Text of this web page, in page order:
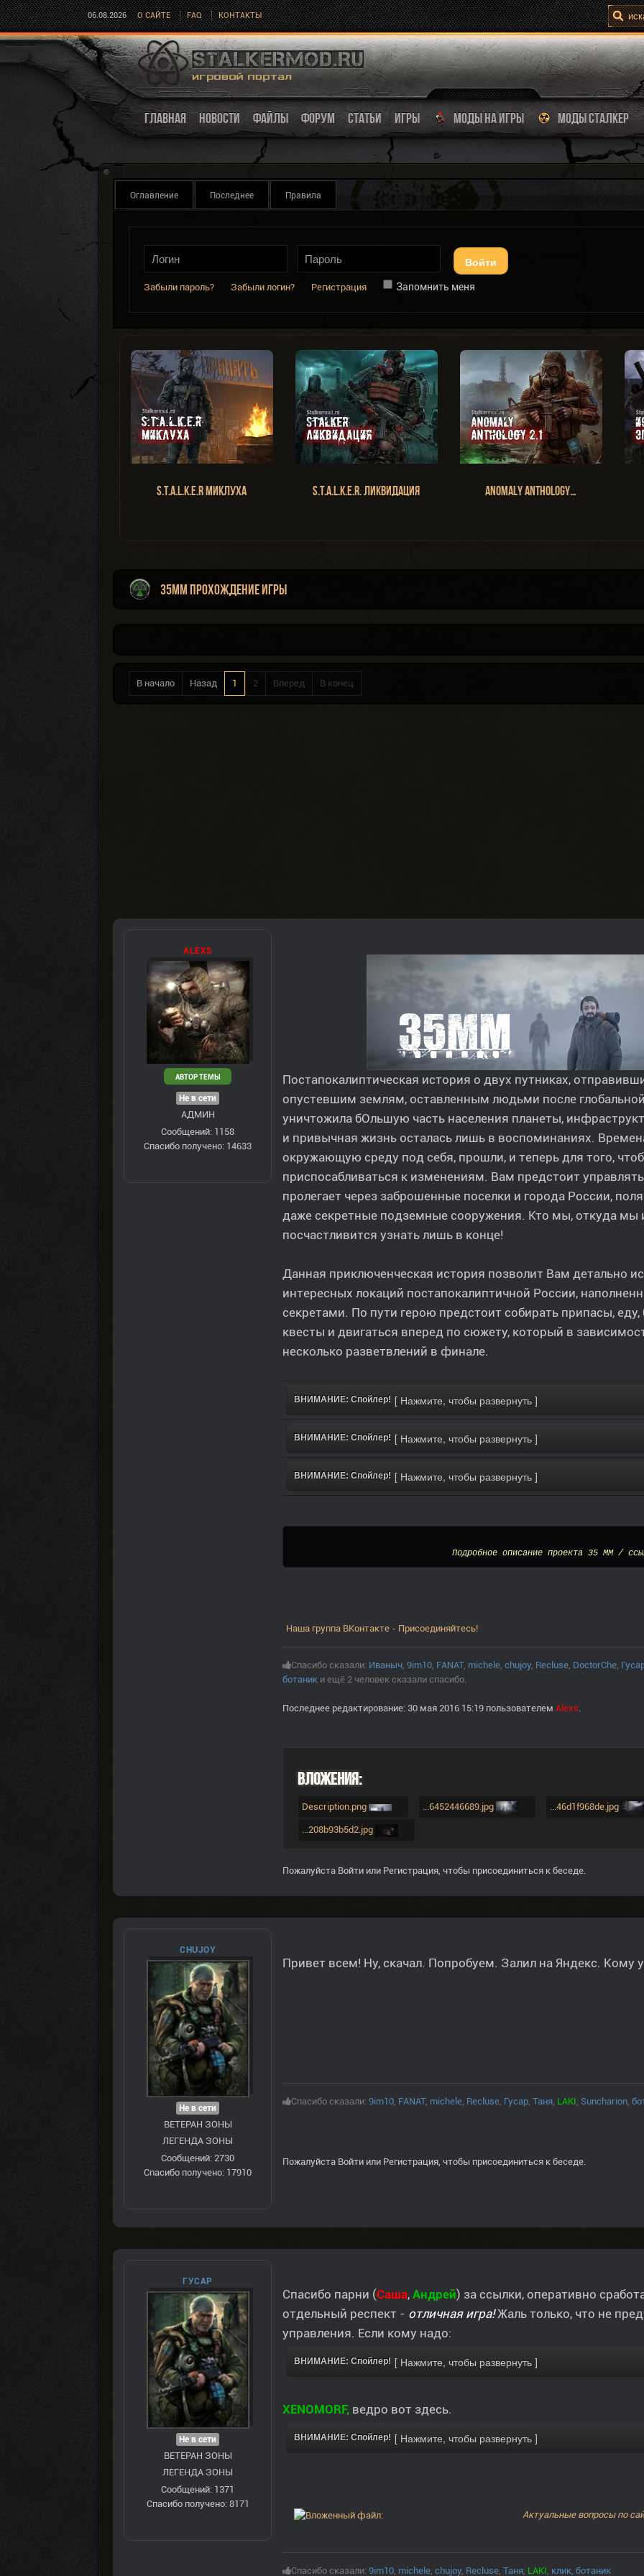
06.08.2026 О САЙТЕ FAQ КОНТАКТЫ
ГЛАВНАЯ НОВОСТИ ФАЙЛЫ ФОРУМ СТАТЬИ ИГРЫ МОДЫ НА ИГРЫ МОДЫ СТАЛКЕР
Оглавление Последнее Правила
Войти
Забыли пароль? Забыли логин? Регистрация Запомнить меня
S.T.A.L.K.E.R Миклуха S.T.A.L.K.E.R. Ликвидация Anomaly Anthology…
35MM прохождение игры
В начало Назад 1 2 Вперед В конец
ALEXS
АВТОР ТЕМЫ
Не в сети
АДМИН
Сообщений: 1158
Спасибо получено: 14633
Постапокалиптическая история о двух путниках,
опустевшим землям, оставленным людьми после
уничтожила бОльшую часть населения планеты,
и привычная жизнь осталась лишь в воспоминаниях.
окружающую среду под себя, прошли, и теперь для того,
приспосабливаться к изменениям. Вам предстоит
пролегает через заброшенные поселки и города России,
даже секретные подземные сооружения. Кто мы, откуда
посчастливится узнать лишь в конце!
Данная приключенческая история позволит Вам детально
интересных локаций постапокалиптичной России,
секретами. По пути герою предстоит собирать припасы,
квесты и двигаться вперед по сюжету, который в
несколько разветвлений в финале.
ВНИМАНИЕ: Спойлер!
ВНИМАНИЕ: Спойлер!
ВНИМАНИЕ: Спойлер!
Подробное описание проекта 35 ММ /
Наша группа ВКонтакте - Присоединяйтесь!
Спасибо сказали: Иваныч, 9im10, FANAT, michele, chujoy, Recluse, DoctorChe,
ботаник и ещё 2 человек сказали спасибо.
Последнее редактирование: 30 мая 2016 15:19 пользователем Alexs.
Вложения:
Description.png ...6452446689.jpg ...46d1f968de.jpg
...208b93b5d2.jpg
Пожалуйста Войти или Регистрация, чтобы присоединиться к беседе.
CHUJOY
Не в сети
ВЕТЕРАН ЗOНЫ
ЛЕГЕНДА ЗОНЫ
Сообщений: 2730
Спасибо получено: 17910
Привет всем! Ну, скачал. Попробуем. Залил на Яндекс. Кому
Спасибо сказали: 9im10, FANAT, michele, Recluse, Гусар, Таня, LAKI, Suncharion,
Пожалуйста Войти или Регистрация, чтобы присоединиться к беседе.
ГУСАР
Не в сети
ВЕТЕРАН ЗOНЫ
ЛЕГЕНДА ЗОНЫ
Сообщений: 1371
Спасибо получено: 8171
Спасибо парни (Саша, Андрей) за ссылки, оперативно
отдельный респект - отличная игра! Жаль только, что не
управления. Если кому надо:
ВНИМАНИЕ: Спойлер!
XENOMORF, ведро вот здесь.
ВНИМАНИЕ: Спойлер!
Актуальные вопросы по
Спасибо сказали: 9im10 michele chujoy Recluse Таня LAKI клик ботаник